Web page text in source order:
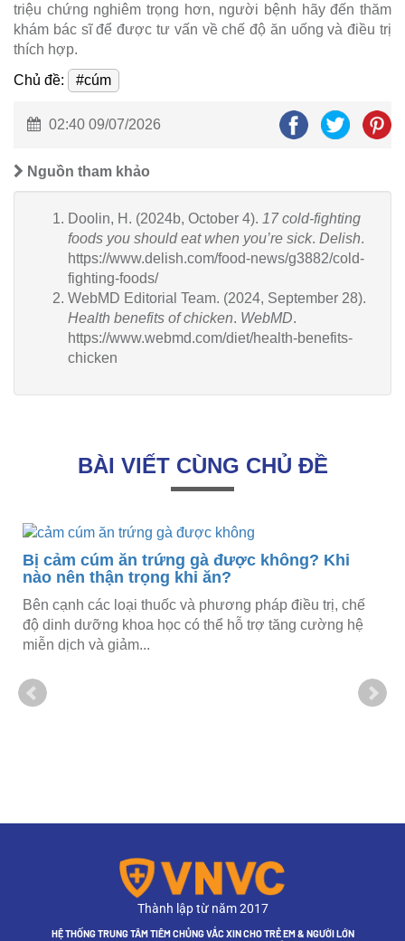
triệu chứng nghiêm trọng hơn, người bệnh hãy đến thăm
khám bác sĩ để được tư vấn về chế độ ăn uống và điều trị
thích hợp.
Chủ đề:
#cúm
02:40 09/07/2026
Nguồn tham khảo
Doolin, H. (2024b, October 4). 17 cold-fighting
foods you should eat when you’re sick. Delish.
https://www.delish.com/food-news/g3882/cold-
fighting-foods/
WebMD Editorial Team. (2024, September 28).
Health benefits of chicken. WebMD.
https://www.webmd.com/diet/health-benefits-
chicken
BÀI VIẾT CÙNG CHỦ ĐỀ
Bị cảm cúm ăn trứng gà được không? Khi
nào nên thận trọng khi ăn?
Bên cạnh các loại thuốc và phương pháp điều trị, chế
độ dinh dưỡng khoa học có thể hỗ trợ tăng cường hệ
miễn dịch và giảm...
Thành lập từ năm 2017
HỆ THỐNG TRUNG TÂM TIÊM CHỦNG VẮC XIN CHO TRẺ EM & NGƯỜI LỚN